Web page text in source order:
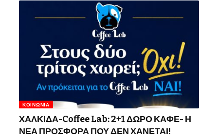
ΚΟΙΝΩΝΊΑ
ΧΑΛΚΙΔΑ-Coffee Lab: 2+1 ΔΩΡΟ ΚΑΦΕ- Η
ΝΕΑ ΠΡΟΣΦΟΡΑ ΠΟΥ ΔΕΝ ΧΑΝΕΤΑΙ!